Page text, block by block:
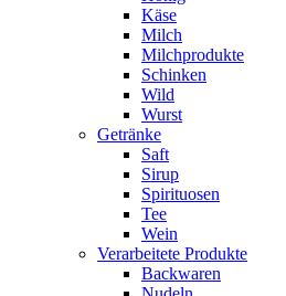
Käse
Milch
Milchprodukte
Schinken
Wild
Wurst
Getränke
Saft
Sirup
Spirituosen
Tee
Wein
Verarbeitete Produkte
Backwaren